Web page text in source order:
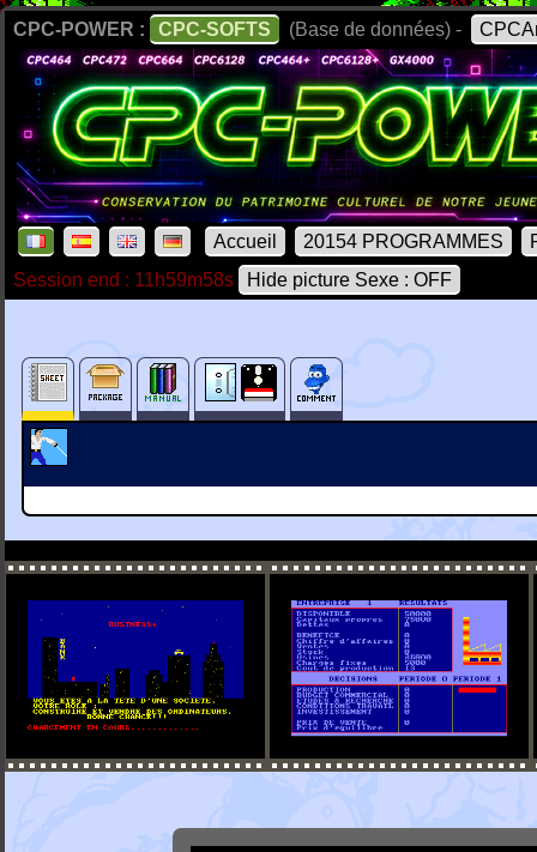
CPC-POWER : CPC-SOFTS (Base de données) -
Accueil 20154 PROGRAMMES
Session end : 11h59m58s
Hide picture Sexe : OFF